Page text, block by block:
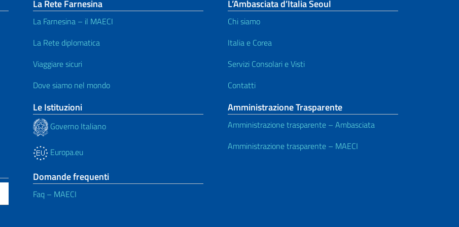
La Rete Farnesina
La Farnesina – il MAECI
La Rete diplomatica
Viaggiare sicuri
Dove siamo nel mondo
Le Istituzioni
Governo Italiano
Europa.eu
Domande frequenti
Faq – MAECI
L’Ambasciata d’Italia Seoul
Chi siamo
Italia e Corea
Servizi Consolari e Visti
Contatti
Amministrazione Trasparente
Amministrazione trasparente – Ambasciata
Amministrazione trasparente – MAECI